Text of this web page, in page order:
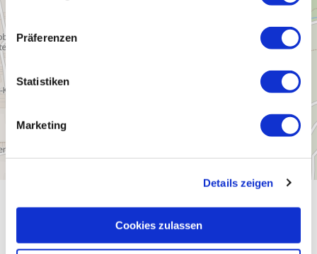
Präferenzen
Statistiken
Marketing
Details zeigen
Cookies zulassen
Allgemeine Informationen